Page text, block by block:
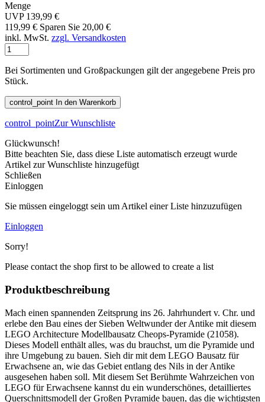
Menge
UVP 139,99 €
119,99 € Sparen Sie 20,00 €
inkl. MwSt. zzgl. Versandkosten
Bei Sortimenten und Großpackungen gilt der angegebene Preis pro
Stück.
control_point In den Warenkorb
control_pointZur Wunschliste
Glückwunsch!
Bitte beachten Sie, dass diese Liste automatisch erzeugt wurde
Artikel zur Wunschliste hinzugefügt
Schließen
Einloggen
Sie müssen eingeloggt sein um Artikel einer Liste hinzuzufügen
Einloggen
Sorry!
Please contact the shop first to be allowed to create a list
Produktbeschreibung
Mach einen spannenden Zeitsprung ins 26. Jahrhundert v. Chr. und
erlebe den Bau eines der Sieben Weltwunder der Antike mit diesem
LEGO Architecture Modellbausatz Cheops-Pyramide (21058).
Dieses Modell enthält alles, was du brauchst, um die Pyramide und
ihre Umgebung zu bauen. Sieh dir mit dem LEGO Bausatz für
Erwachsene an, wie das Gebiet entlang des Nils in der Antike
ausgesehen haben soll. Mit diesem Set Berühmte Wahrzeichen von
LEGO für Erwachsene kannst du ein wunderschönes, detailliertes
Querschnittsmodell der Großen Pyramide bauen, das die wichtigsten